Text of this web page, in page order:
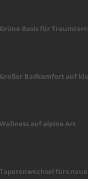
Grüne Basis für
Großer Badkomfort auf
Wellness auf alpine Art
Tapetenwechsel fürs